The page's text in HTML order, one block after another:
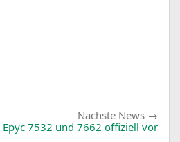
Nächste News
News:
7532 und 7662 offiziell vor